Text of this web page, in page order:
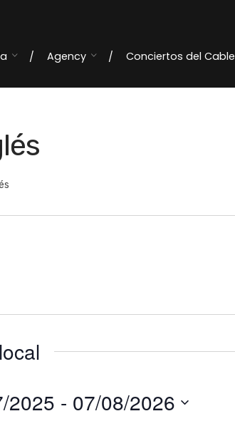
Agency Conciertos del Cable
2025 - 07/08/2026